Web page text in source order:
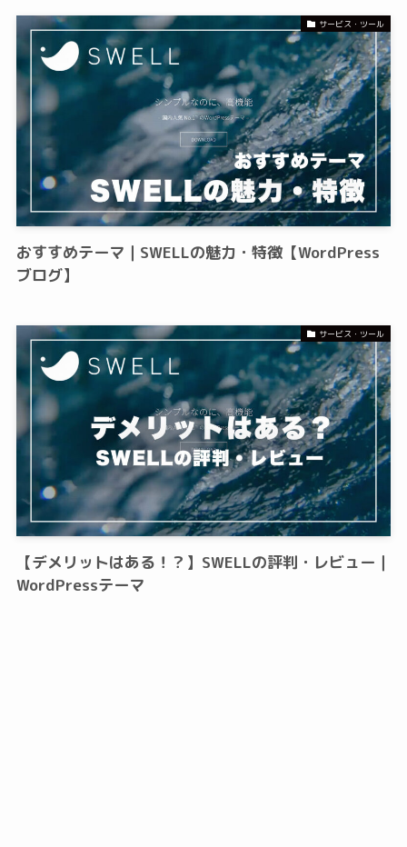
サービス・ツール
おすすめテーマ｜SWELLの魅力・特徴【WordPress
ブログ】
サービス・ツール
【デメリットはある！？】SWELLの評判・レビュー｜
WordPressテーマ